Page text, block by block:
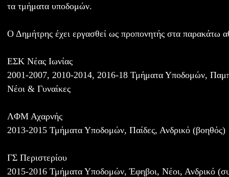
τα τμήματα υποδομών.
Ο Δημήτρης έχει εργασθεί ως προπονητής στα παρακάτω
ΕΣΚ Νέας Ιωνίας
2001-2007, 2010-2014, 2016-18 Τμήματα Υποδομών,
Νέοι & Γυναίκες
ΛΦΜ Αχαρνής
2013-2015 Τμήματα Υποδομών, Παίδες, Ανδρικό (βοηθός)
ΓΣ Περιστερίου
2015-2016 Τμήματα Υποδομών, Έφηβοι, Νέοι, Ανδρικό